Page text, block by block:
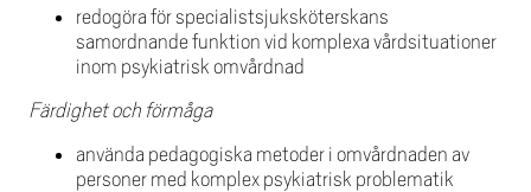
redogöra för specialistsjuksköterskans
samordnande funktion vid komplexa vårdsituationer
inom psykiatrisk omvårdnad
Färdighet och förmåga
använda pedagogiska metoder i omvårdnaden av
personer med komplex psykiatrisk problematik